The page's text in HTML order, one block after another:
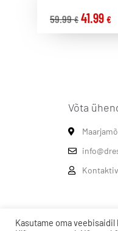
59.99€ 41.99 €
Võta
Kasutame oma